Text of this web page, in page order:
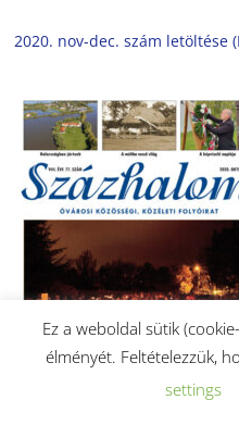
2020. nov-dec. szám letöltése
Ez a weboldal sütik
élményét. Feltételezzük,
settings